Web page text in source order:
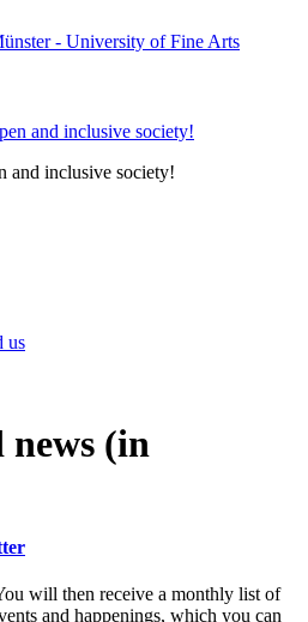
and inclusive society!
us
news (in
will then receive a monthly list of
and happenings, which you can